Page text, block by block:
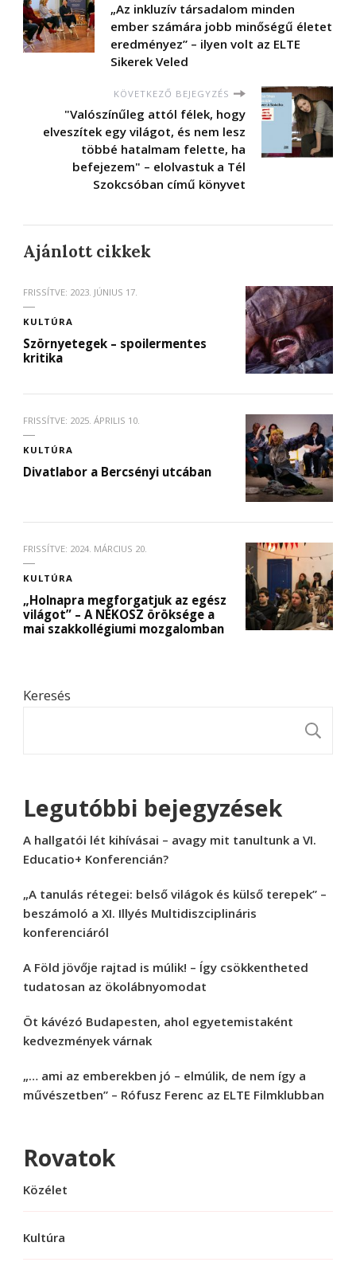
„Az inkluzív társadalom minden
ember számára jobb minőségű életet
eredményez” – ilyen volt az ELTE
Sikerek Veled
KÖVETKEZŐ BEJEGYZÉS
"Valószínűleg attól félek, hogy
elveszítek egy világot, és nem lesz
többé hatalmam felette, ha
befejezem" – elolvastuk a Tél
Szokcsóban című könyvet
Ajánlott cikkek
FRISSÍTVE: 2023. JÚNIUS 17.
KULTÚRA
Szörnyetegek – spoilermentes
kritika
FRISSÍTVE: 2025. ÁPRILIS 10.
KULTÚRA
Divatlabor a Bercsényi utcában
FRISSÍTVE: 2024. MÁRCIUS 20.
KULTÚRA
„Holnapra megforgatjuk az egész
világot” – A NÉKOSZ öröksége a
mai szakkollégiumi mozgalomban
Keresés
Legutóbbi bejegyzések
A hallgatói lét kihívásai – avagy mit tanultunk a VI.
Educatio+ Konferencián?
„A tanulás rétegei: belső világok és külső terepek” –
beszámoló a XI. Illyés Multidiszciplináris
konferenciáról
A Föld jövője rajtad is múlik! – Így csökkentheted
tudatosan az ökolábnyomodat
Öt kávézó Budapesten, ahol egyetemistaként
kedvezmények várnak
„… ami az emberekben jó – elmúlik, de nem így a
művészetben” – Rófusz Ferenc az ELTE Filmklubban
Rovatok
Közélet
Kultúra